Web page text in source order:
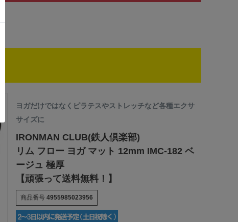
ヨガだけではなくピラテスやストレッチなど各種エクサ
サイズに
IRONMAN CLUB(鉄人倶楽部)
リム フロー ヨガ マット 12mm IMC-182 ベ
ージュ 極厚
【頑張って送料無料！】
商品番号 4955985023956